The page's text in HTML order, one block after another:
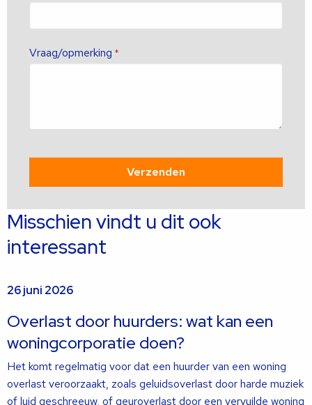
Vraag/opmerking *
Misschien vindt u dit ook
interessant
26 juni 2026
Overlast door huurders: wat kan een
woningcorporatie doen?
Het komt regelmatig voor dat een huurder van een woning
overlast veroorzaakt, zoals geluidsoverlast door harde muziek
of luid geschreeuw, of geuroverlast door een vervuilde woning